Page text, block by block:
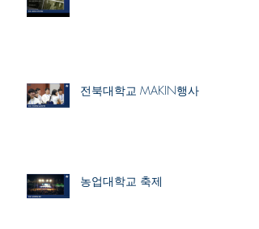
전북대학교 MAKIN행사
농업대학교 축제